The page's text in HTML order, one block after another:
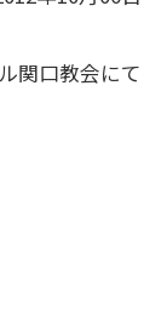
関口教会にて